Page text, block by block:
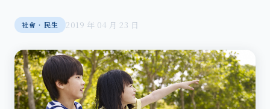
社會‧民生 2019 年 04 月 23 日